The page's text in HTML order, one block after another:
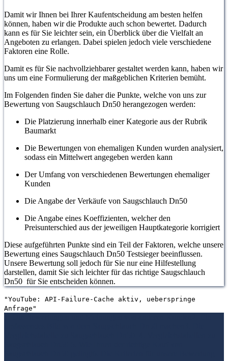
Damit wir Ihnen bei Ihrer Kaufentscheidung am besten helfen
können, haben wir die Produkte auch schon bewertet. Dadurch
kann es für Sie leichter sein, ein Überblick über die Vielfalt an
Angeboten zu erlangen. Dabei spielen jedoch viele verschiedene
Faktoren eine Rolle.
Damit es für Sie nachvollziehbarer gestaltet werden kann, haben wir
uns um eine Formulierung der maßgeblichen Kriterien bemüht.
Im Folgenden finden Sie daher die Punkte, welche von uns zur
Bewertung von Saugschlauch Dn50 herangezogen werden:
Die Platzierung innerhalb einer Kategorie aus der Rubrik
Baumarkt
Die Bewertungen von ehemaligen Kunden wurden analysiert,
sodass ein Mittelwert angegeben werden kann
Der Umfang von verschiedenen Bewertungen ehemaliger
Kunden
Die Angabe der Verkäufe von Saugschlauch Dn50
Die Angabe eines Koeffizienten, welcher den
Preisunterschied aus der jeweiligen Hauptkategorie korrigiert
Diese aufgeführten Punkte sind ein Teil der Faktoren, welche unsere
Bewertung eines Saugschlauch Dn50 Testsieger beeinflussen.
Unsere Bewertung soll jedoch für Sie nur eine Hilfestellung
darstellen, damit Sie sich leichter für das richtige Saugschlauch
Dn50 für Sie entscheiden können.
"YouTube: API-Failure-Cache aktiv, ueberspringe
Anfrage"